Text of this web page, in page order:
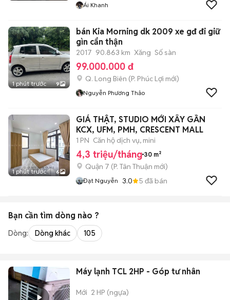
Ái Khanh
1 phút trước 9
bán Kia Morning dk 2009 xe gđ đi giữ
gìn cẩn thận
2017 90.863 km Xăng Số sàn
99.000.000 đ
Q. Long Biên (P. Phúc Lợi mới)
Nguyễn Phương Thảo
1 phút trước 6
GIÁ THẬT, STUDIO MỚI XÂY GẦN
KCX, UFM, PMH, CRESCENT MALL
1 PN Căn hộ dịch vụ, mini
4,3 triệu/tháng 30 m²
Quận 7 (P. Tân Thuận mới)
Đạt Nguyễn 3.0 5 đã bán
Bạn cần tìm dòng nào ?
Dòng: Dòng khác 105
Máy lạnh TCL 2HP - Góp tư nhân
Mới 2 HP (ngựa)